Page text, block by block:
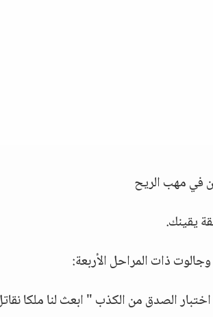
في مهب الريح
يقينك.
ذات المراحل الأربعة:
الصدق من الكذب " ابعث لنا ملكا